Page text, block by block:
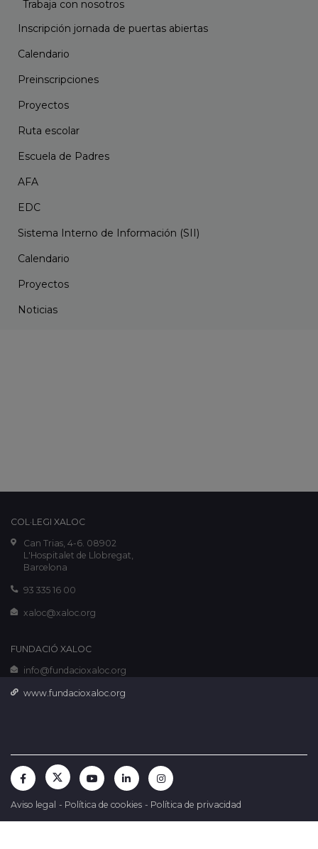
Trabaja con nosotros
Inscripción jornada de puertas abiertas
Calendario
Preinscripciones
Proyectos
Ruta escolar
Escuela de Padres
AFA
EDC
Sistema Interno de Información (SII)
Calendario
Proyectos
Noticias
COL·LEGI XALOC
Can Trias, 4-6. 08902
L'Hospitalet de Llobregat,
Barcelona
93 335 16 00
xaloc@xaloc.org
FUNDACIÓ XALOC
info@fundacioxaloc.org
www.fundacioxaloc.org
Aviso legal - Política de cookies - Política de privacidad